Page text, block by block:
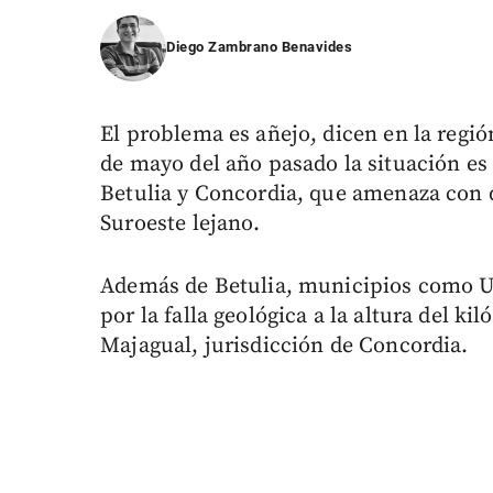
Diego Zambrano Benavides
El problema es añejo, dicen en la
de mayo del año pasado la situación
Betulia y Concordia, que amenaza
Suroeste lejano.
Además de Betulia, municipios como
por la falla geológica a la altura del
Majagual, jurisdicción de Concordia.